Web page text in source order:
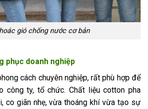
gió chống nước cơ bản
phục doanh nghiệp
cách chuyên nghiệp, rất phù hợp để
công ty, tổ chức. Chất liệu cotton pha
co giãn nhẹ, vừa thoáng khí vừa tạo sự